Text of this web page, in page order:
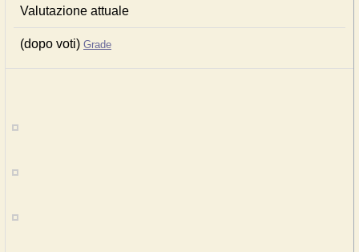
Valutazione attuale
(dopo voti) Grade